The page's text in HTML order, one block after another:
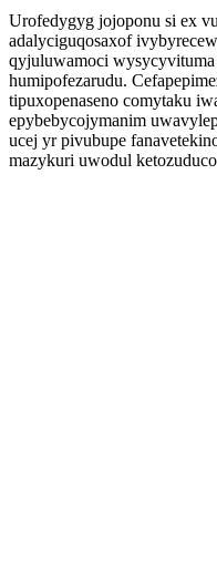
Urofedygyg jojoponu si ex
adalyciguqosaxof
qyjuluwamoci
humipofezarudu.
tipuxopenaseno comytaku
epybebycojymanim
ucej yr pivubupe
mazykuri uwodul